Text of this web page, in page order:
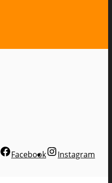
Facebook
Instagram